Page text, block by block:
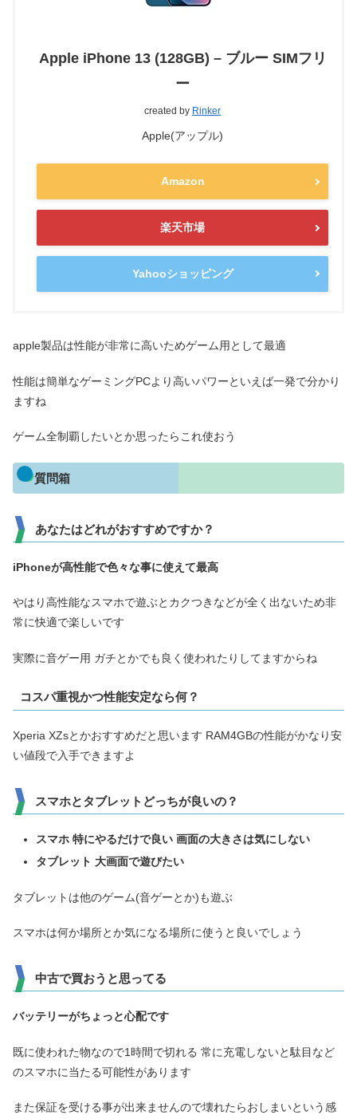
Apple iPhone 13 (128GB) – ブルー SIMフリ
ー
created by Rinker
Apple(アップル)
Amazon
楽天市場
Yahooショッピング
apple製品は性能が非常に高いためゲーム用として最適
性能は簡単なゲーミングPCより高いパワーといえば一発で分かり
ますね
ゲーム全制覇したいとか思ったらこれ使おう
質問箱
あなたはどれがおすすめですか？
iPhoneが高性能で色々な事に使えて最高
やはり高性能なスマホで遊ぶとカクつきなどが全く出ないため非
常に快適で楽しいです
実際に音ゲー用 ガチとかでも良く使われたりしてますからね
コスパ重視かつ性能安定なら何？
Xperia XZsとかおすすめだと思います RAM4GBの性能がかなり安
い値段で入手できますよ
スマホとタブレットどっちが良いの？
スマホ 特にやるだけで良い 画面の大きさは気にしない
タブレット 大画面で遊びたい
タブレットは他のゲーム(音ゲーとか)も遊ぶ
スマホは何か場所とか気になる場所に使うと良いでしょう
中古で買おうと思ってる
バッテリーがちょっと心配です
既に使われた物なので1時間で切れる 常に充電しないと駄目など
のスマホに当たる可能性があります
また保証を受ける事が出来ませんので壊れたらおしまいという感